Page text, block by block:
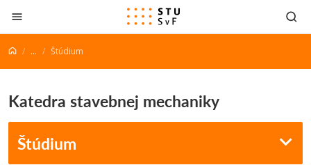
Prejsť na obsah
... Štúdium
Katedra stavebnej mechaniky
Štúdium